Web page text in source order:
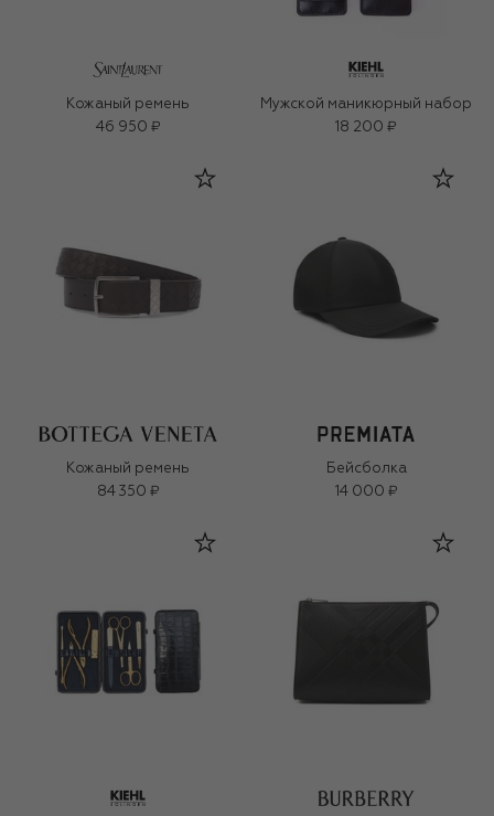
Кожаный ремень
46 950 ₽
Мужской маникюрный набор
18 200 ₽
Кожаный ремень
84 350 ₽
Бейсболка
14 000 ₽